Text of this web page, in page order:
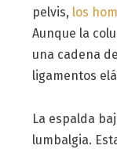
pelvis, los
Aunque la
una cadena de
ligamentos
La espalda
lumbalgia.